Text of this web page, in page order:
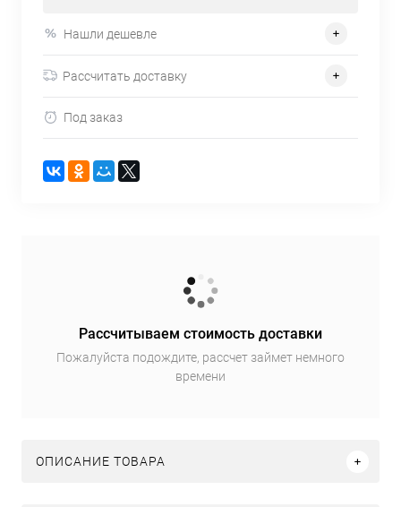
Нашли дешевле
Рассчитать доставку
Под заказ
Рассчитываем стоимость доставки
Пожалуйста подождите, рассчет займет немного
времени
ОПИСАНИЕ ТОВАРА